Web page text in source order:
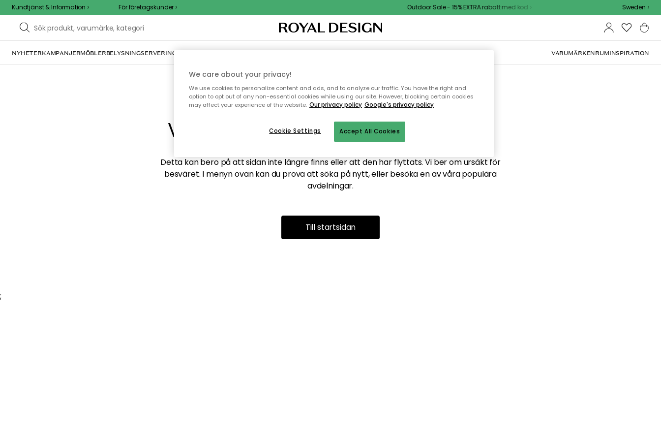
Kundtjänst & Information För företagskunder Outdoor Sale - 15% EXTRA rabatt med kod Sweden
NYHETERKAMPANJERMÖBLERBELYSNINGSERVERING INREDNINGTEXTIL & MATTORKÖKETFÖRVARINGUTEMÖBLER VARUMÄRKENRUMINSPIRATION
Vi hittar tyvärr inte sidan du söker
Detta kan bero på att sidan inte längre finns eller att den har flyttats. Vi ber om ursäkt för
besväret. I menyn ovan kan du prova att söka på nytt, eller besöka en av våra populära
avdelningar.
Till startsidan
;
We care about your privacy!
We use cookies to personalize content and ads, and to analyze our traffic. You have the right and
option to opt out of any non-essential cookies while using our site. However, blocking certain cookies
may affect your experience of the website. Our privacy policy Google's privacy policy
Accept All Cookies
Cookie Settings